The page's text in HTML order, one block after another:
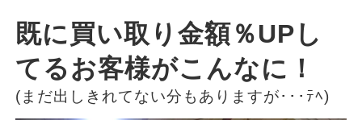
既に買い取り金額％UPし
てるお客様がこんなに！
(まだ出しきれてない分もありますが･･･ﾃﾍ)